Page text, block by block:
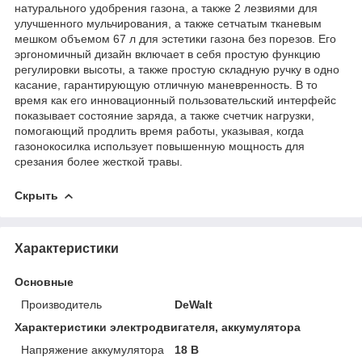
натурального удобрения газона, а также 2 лезвиями для
улучшенного мульчирования, а также сетчатым тканевым
мешком объемом 67 л для эстетики газона без порезов. Его
эргономичный дизайн включает в себя простую функцию
регулировки высоты, а также простую складную ручку в одно
касание, гарантирующую отличную маневренность. В то
время как его инновационный пользовательский интерфейс
показывает состояние заряда, а также счетчик нагрузки,
помогающий продлить время работы, указывая, когда
газонокосилка использует повышенную мощность для
срезания более жесткой травы.
Скрыть
Характеристики
Основные
Производитель
DeWalt
Характеристики электродвигателя, аккумулятора
Напряжение аккумулятора
18 В